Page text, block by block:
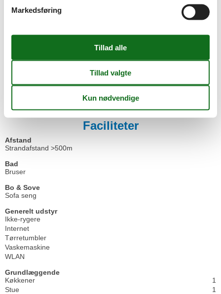
Nach der Buchung stehen Ihnen zusätzlich die
Google/Apple Pay zur Verfügung. Weitere Informationen
entnehmen Sie bitte Ihrer Buchungsbestätigung.
Stellplatz. Hinzu kommt in jedem Fall die Kurtaxe. Das
Wäschepaket beinhaltet die Bettbezüge, ein Duschhandtuch, eine
Duschvorlage, zwei Handtücher und ein Geschirrhandtuch. In der
Abreisetagen von Freitag - Sonntag buchbar.
Faciliteter
Afstand
Strandafstand >500m
Bad
Bruser
Bo & Sove
Sofa seng
Generelt udstyr
Ikke-rygere
Internet
Tørretumbler
Vaskemaskine
WLAN
Grundlæggende
Køkkener
1
Stue
1
Markedsføring